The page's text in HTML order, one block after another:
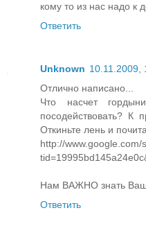
кому то из нас надо к
Ответить
Unknown 10.11.2009,
Отлично написано...
Что насчет
посодействовать? К
Откиньте лень и
http://
Нам ВАЖНО знать
Ответить